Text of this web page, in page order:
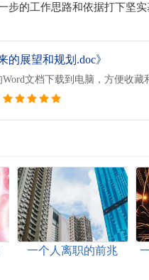
步的工作思路和依据打下坚实
的展望和规划.doc》
文档下载到电脑，方便收藏
一个人离职的前兆